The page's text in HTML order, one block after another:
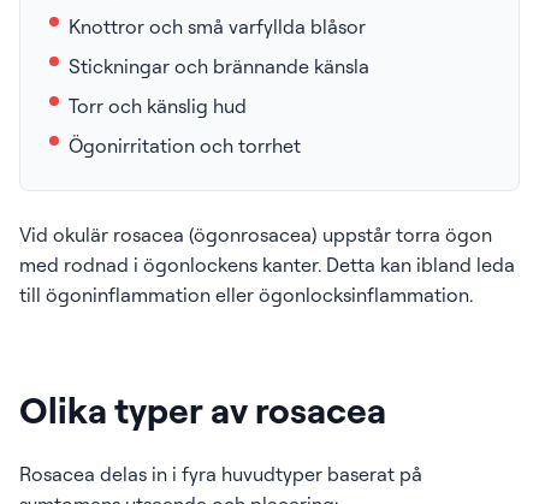
Knottror och små varfyllda blåsor
Stickningar och brännande känsla
Torr och känslig hud
Ögonirritation och torrhet
Vid okulär rosacea (ögonrosacea) uppstår torra ögon
med rodnad i ögonlockens kanter. Detta kan ibland leda
till ögoninflammation eller ögonlocksinflammation.
Olika typer av rosacea
Rosacea delas in i fyra huvudtyper baserat på